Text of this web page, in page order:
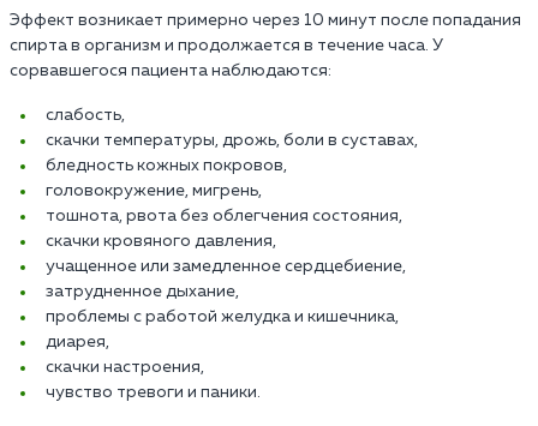
Эффект возникает примерно через 10 минут после попадания
спирта в организм и продолжается в течение часа. У
сорвавшегося пациента наблюдаются:
слабость,
скачки температуры, дрожь, боли в суставах,
бледность кожных покровов,
головокружение, мигрень,
тошнота, рвота без облегчения состояния,
скачки кровяного давления,
учащенное или замедленное сердцебиение,
затрудненное дыхание,
проблемы с работой желудка и кишечника,
диарея,
скачки настроения,
чувство тревоги и паники.